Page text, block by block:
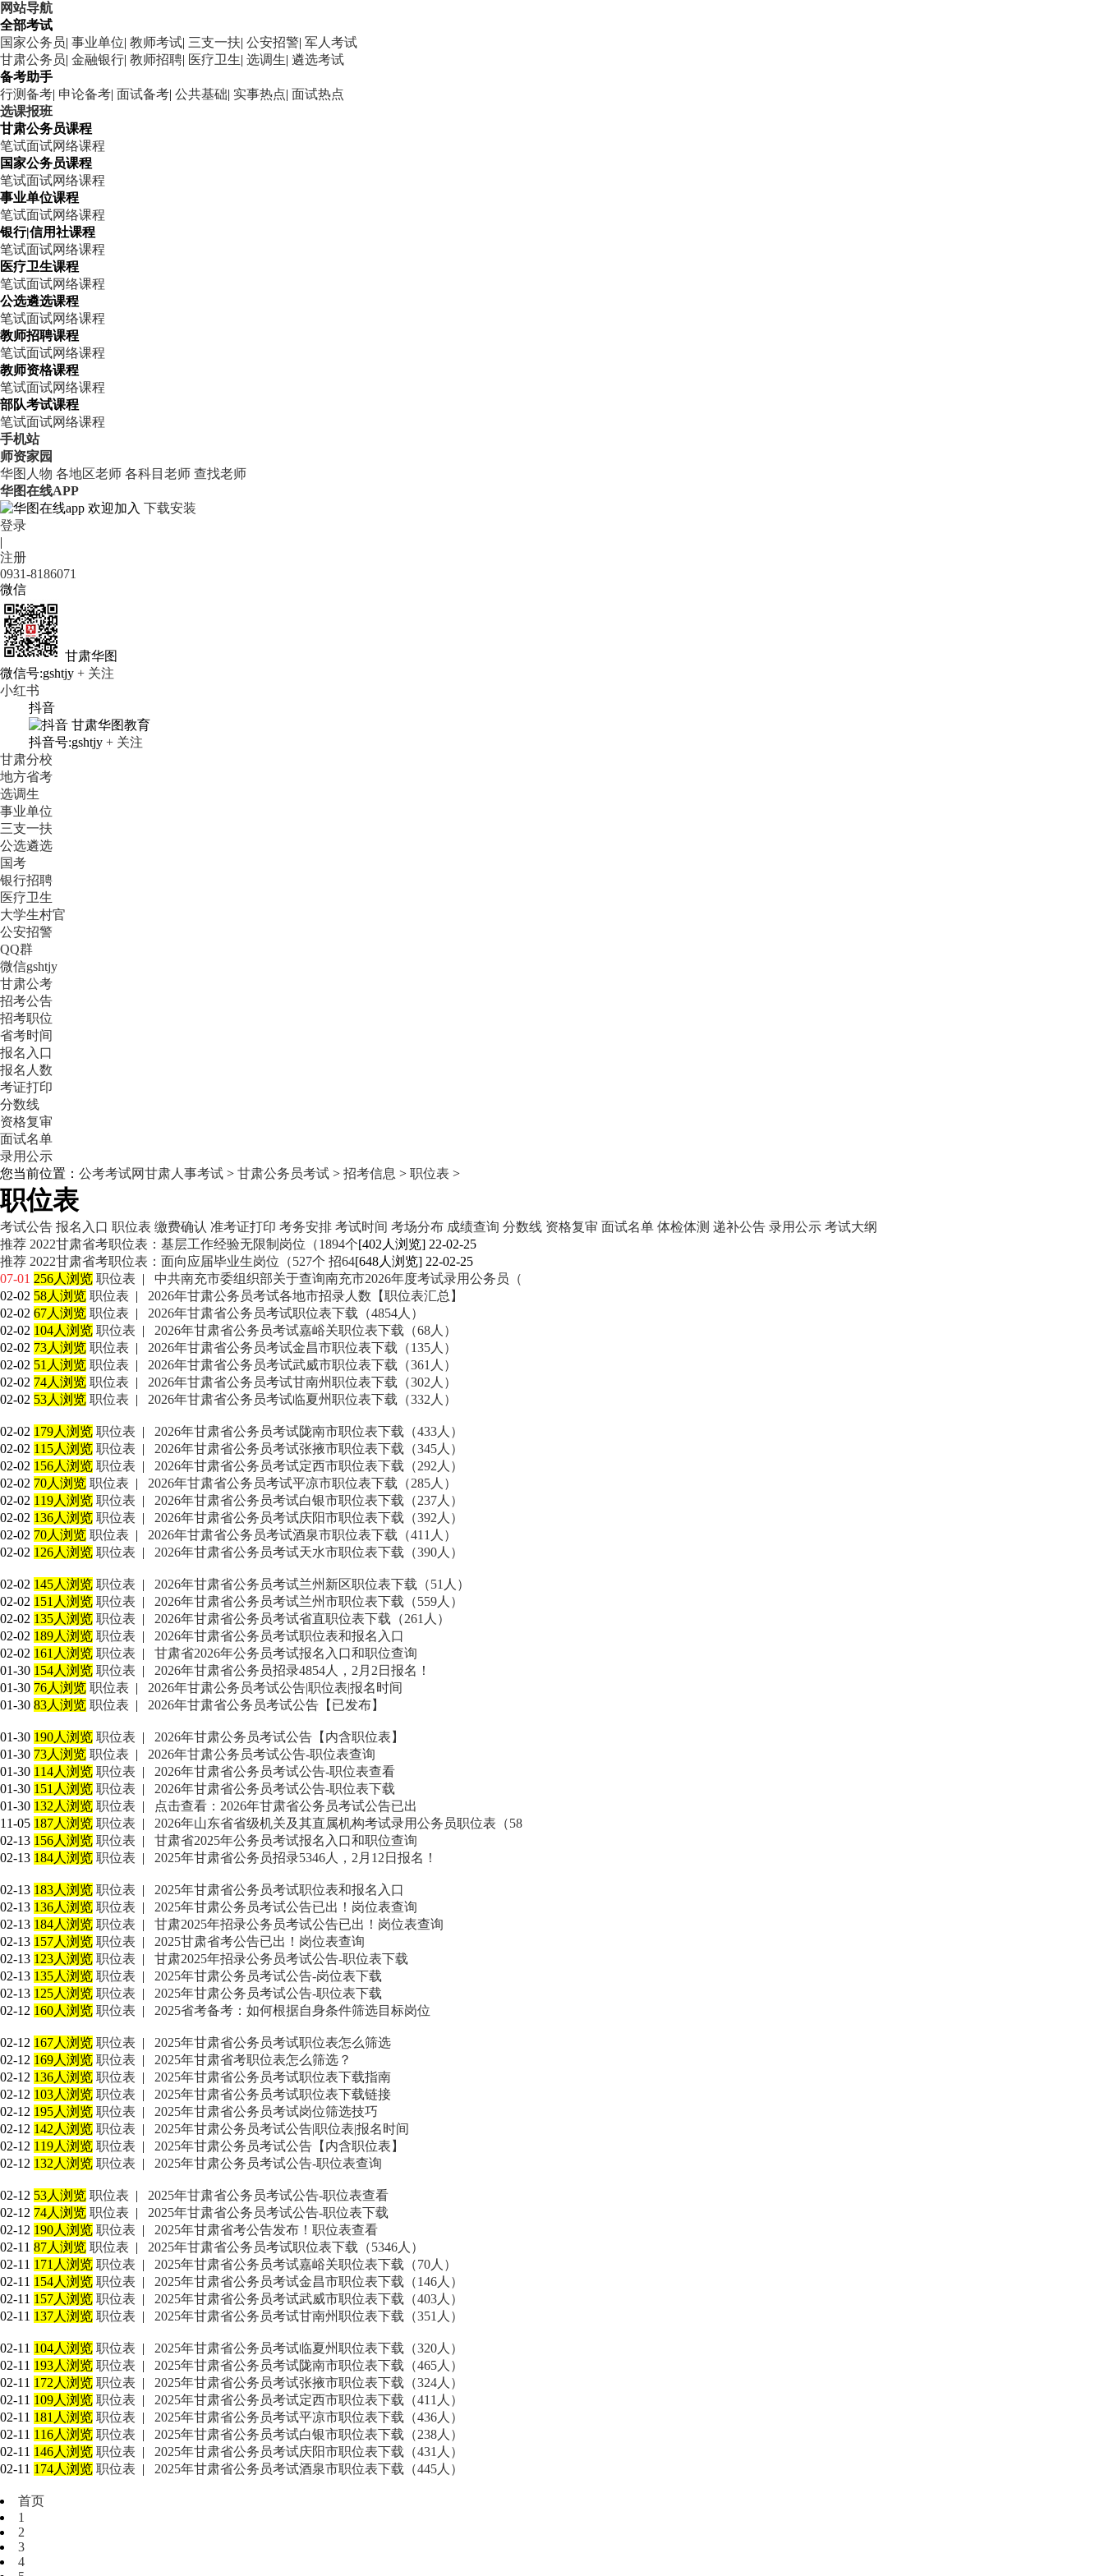
网站导航
全部考试
国家公务员| 事业单位| 教师考试| 三支一扶| 公安招警| 军人考试
甘肃公务员| 金融银行| 教师招聘| 医疗卫生| 选调生| 遴选考试
备考助手
行测备考| 申论备考| 面试备考| 公共基础| 实事热点| 面试热点
选课报班
甘肃公务员课程
笔试面试网络课程
国家公务员课程
笔试面试网络课程
事业单位课程
笔试面试网络课程
银行|信用社课程
笔试面试网络课程
医疗卫生课程
笔试面试网络课程
公选遴选课程
笔试面试网络课程
教师招聘课程
笔试面试网络课程
教师资格课程
笔试面试网络课程
部队考试课程
笔试面试网络课程
手机站
师资家园
华图人物 各地区老师 各科目老师 查找老师
华图在线APP
欢迎加入 下载安装
登录
|
注册
0931-8186071
微信
甘肃华图
微信号:gshtjy + 关注
小红书
抖音
甘肃华图教育
抖音号:gshtjy + 关注
甘肃分校
地方省考
选调生
事业单位
三支一扶
公选遴选
国考
银行招聘
医疗卫生
大学生村官
公安招警
QQ群
微信gshtjy
甘肃公考
招考公告
招考职位
省考时间
报名入口
报名人数
考证打印
分数线
资格复审
面试名单
录用公示
您当前位置： 公考考试网甘肃人事考试 > 甘肃公务员考试 > 招考信息 > 职位表 >
职位表
考试公告 报名入口 职位表 缴费确认 准考证打印 考务安排 考试时间 考场分布 成绩查询 分数线 资格复审 面试名单 体检体测 递补公告 录用公示 考试大纲
推荐 2022甘肃省考职位表：基层工作经验无限制岗位（1894个[402人浏览] 22-02-25
推荐 2022甘肃省考职位表：面向应届毕业生岗位（527个 招64[648人浏览] 22-02-25
07-01 256人浏览 职位表 |
中共南充市委组织部关于查询南充市2026年度考试录用公务员（
02-02 58人浏览 职位表 |
2026年甘肃公务员考试各地市招录人数【职位表汇总】
02-02 67人浏览 职位表 |
2026年甘肃省公务员考试职位表下载（4854人）
02-02 104人浏览 职位表 |
2026年甘肃省公务员考试嘉峪关职位表下载（68人）
02-02 73人浏览 职位表 |
2026年甘肃省公务员考试金昌市职位表下载（135人）
02-02 51人浏览 职位表 |
2026年甘肃省公务员考试武威市职位表下载（361人）
02-02 74人浏览 职位表 |
2026年甘肃省公务员考试甘南州职位表下载（302人）
02-02 53人浏览 职位表 | 2026年甘肃省公务员考试临夏州职位表下载（332人）
02-02 179人浏览 职位表 |
2026年甘肃省公务员考试陇南市职位表下载（433人）
02-02 115人浏览 职位表 |
2026年甘肃省公务员考试张掖市职位表下载（345人）
02-02 156人浏览 职位表 |
2026年甘肃省公务员考试定西市职位表下载（292人）
02-02 70人浏览 职位表 |
2026年甘肃省公务员考试平凉市职位表下载（285人）
02-02 119人浏览 职位表 |
2026年甘肃省公务员考试白银市职位表下载（237人）
02-02 136人浏览 职位表 |
2026年甘肃省公务员考试庆阳市职位表下载（392人）
02-02 70人浏览 职位表 |
2026年甘肃省公务员考试酒泉市职位表下载（411人）
02-02 126人浏览 职位表 | 2026年甘肃省公务员考试天水市职位表下载（390人）
02-02 145人浏览 职位表 |
2026年甘肃省公务员考试兰州新区职位表下载（51人）
02-02 151人浏览 职位表 |
2026年甘肃省公务员考试兰州市职位表下载（559人）
02-02 135人浏览 职位表 |
2026年甘肃省公务员考试省直职位表下载（261人）
02-02 189人浏览 职位表 |
2026年甘肃省公务员考试职位表和报名入口
02-02 161人浏览 职位表 |
甘肃省2026年公务员考试报名入口和职位查询
01-30 154人浏览 职位表 |
2026年甘肃省公务员招录4854人，2月2日报名！
01-30 76人浏览 职位表 |
2026年甘肃公务员考试公告|职位表|报名时间
01-30 83人浏览 职位表 | 2026年甘肃省公务员考试公告【已发布】
01-30 190人浏览 职位表 |
2026年甘肃公务员考试公告【内含职位表】
01-30 73人浏览 职位表 |
2026年甘肃公务员考试公告-职位表查询
01-30 114人浏览 职位表 |
2026年甘肃省公务员考试公告-职位表查看
01-30 151人浏览 职位表 |
2026年甘肃省公务员考试公告-职位表下载
01-30 132人浏览 职位表 |
点击查看：2026年甘肃省公务员考试公告已出
11-05 187人浏览 职位表 |
2026年山东省省级机关及其直属机构考试录用公务员职位表（58
02-13 156人浏览 职位表 |
甘肃省2025年公务员考试报名入口和职位查询
02-13 184人浏览 职位表 | 2025年甘肃省公务员招录5346人，2月12日报名！
02-13 183人浏览 职位表 |
2025年甘肃省公务员考试职位表和报名入口
02-13 136人浏览 职位表 |
2025年甘肃公务员考试公告已出！岗位表查询
02-13 184人浏览 职位表 |
甘肃2025年招录公务员考试公告已出！岗位表查询
02-13 157人浏览 职位表 |
2025甘肃省考公告已出！岗位表查询
02-13 123人浏览 职位表 |
甘肃2025年招录公务员考试公告-职位表下载
02-13 135人浏览 职位表 |
2025年甘肃公务员考试公告-岗位表下载
02-13 125人浏览 职位表 |
2025年甘肃公务员考试公告-职位表下载
02-12 160人浏览 职位表 | 2025省考备考：如何根据自身条件筛选目标岗位
02-12 167人浏览 职位表 |
2025年甘肃省公务员考试职位表怎么筛选
02-12 169人浏览 职位表 |
2025年甘肃省考职位表怎么筛选？
02-12 136人浏览 职位表 |
2025年甘肃省公务员考试职位表下载指南
02-12 103人浏览 职位表 |
2025年甘肃省公务员考试职位表下载链接
02-12 195人浏览 职位表 |
2025年甘肃省公务员考试岗位筛选技巧
02-12 142人浏览 职位表 |
2025年甘肃公务员考试公告|职位表|报名时间
02-12 119人浏览 职位表 |
2025年甘肃公务员考试公告【内含职位表】
02-12 132人浏览 职位表 | 2025年甘肃公务员考试公告-职位表查询
02-12 53人浏览 职位表 |
2025年甘肃省公务员考试公告-职位表查看
02-12 74人浏览 职位表 |
2025年甘肃省公务员考试公告-职位表下载
02-12 190人浏览 职位表 |
2025年甘肃省考公告发布！职位表查看
02-11 87人浏览 职位表 |
2025年甘肃省公务员考试职位表下载（5346人）
02-11 171人浏览 职位表 |
2025年甘肃省公务员考试嘉峪关职位表下载（70人）
02-11 154人浏览 职位表 |
2025年甘肃省公务员考试金昌市职位表下载（146人）
02-11 157人浏览 职位表 |
2025年甘肃省公务员考试武威市职位表下载（403人）
02-11 137人浏览 职位表 | 2025年甘肃省公务员考试甘南州职位表下载（351人）
02-11 104人浏览 职位表 |
2025年甘肃省公务员考试临夏州职位表下载（320人）
02-11 193人浏览 职位表 |
2025年甘肃省公务员考试陇南市职位表下载（465人）
02-11 172人浏览 职位表 |
2025年甘肃省公务员考试张掖市职位表下载（324人）
02-11 109人浏览 职位表 |
2025年甘肃省公务员考试定西市职位表下载（411人）
02-11 181人浏览 职位表 |
2025年甘肃省公务员考试平凉市职位表下载（436人）
02-11 116人浏览 职位表 |
2025年甘肃省公务员考试白银市职位表下载（238人）
02-11 146人浏览 职位表 |
2025年甘肃省公务员考试庆阳市职位表下载（431人）
02-11 174人浏览 职位表 | 2025年甘肃省公务员考试酒泉市职位表下载（445人）
首页
1
2
3
4